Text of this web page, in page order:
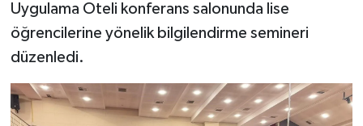
Uygulama Oteli konferans salonunda lise
öğrencilerine yönelik bilgilendirme semineri
düzenledi.